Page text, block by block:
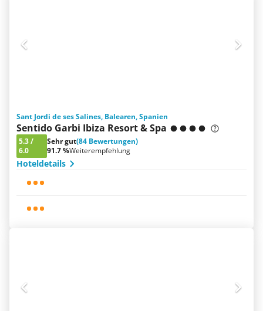
Sant Jordi de ses Salines, Balearen, Spanien
Sentido Garbi Ibiza Resort & Spa
5.3/
6.0
Sehr gut(84 Bewertungen)
91.7 %Weiterempfehlung
Hoteldetails